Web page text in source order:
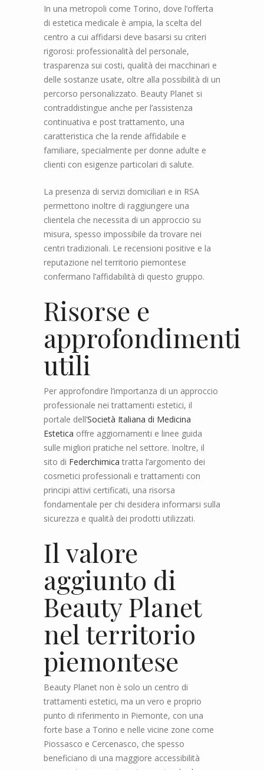
In una metropoli come Torino, dove l’offerta
di estetica medicale è ampia, la scelta del
centro a cui affidarsi deve basarsi su criteri
rigorosi: professionalità del personale,
trasparenza sui costi, qualità dei macchinari e
delle sostanze usate, oltre alla possibilità di un
percorso personalizzato. Beauty Planet si
contraddistingue anche per l’assistenza
continuativa e post trattamento, una
caratteristica che la rende affidabile e
familiare, specialmente per donne adulte e
clienti con esigenze particolari di salute.
La presenza di servizi domiciliari e in RSA
permettono inoltre di raggiungere una
clientela che necessita di un approccio su
misura, spesso impossibile da trovare nei
centri tradizionali. Le recensioni positive e la
reputazione nel territorio piemontese
confermano l’affidabilità di questo gruppo.
Risorse e
approfondimenti
utili
Per approfondire l’importanza di un approccio
professionale nei trattamenti estetici, il
portale dell’Società Italiana di Medicina
Estetica offre aggiornamenti e linee guida
sulle migliori pratiche nel settore. Inoltre, il
sito di Federchimica tratta l’argomento dei
cosmetici professionali e trattamenti con
principi attivi certificati, una risorsa
fondamentale per chi desidera informarsi sulla
sicurezza e qualità dei prodotti utilizzati.
Il valore
aggiunto di
Beauty Planet
nel territorio
piemontese
Beauty Planet non è solo un centro di
trattamenti estetici, ma un vero e proprio
punto di riferimento in Piemonte, con una
forte base a Torino e nelle vicine zone come
Piossasco e Cercenasco, che spesso
beneficiano di una maggiore accessibilità